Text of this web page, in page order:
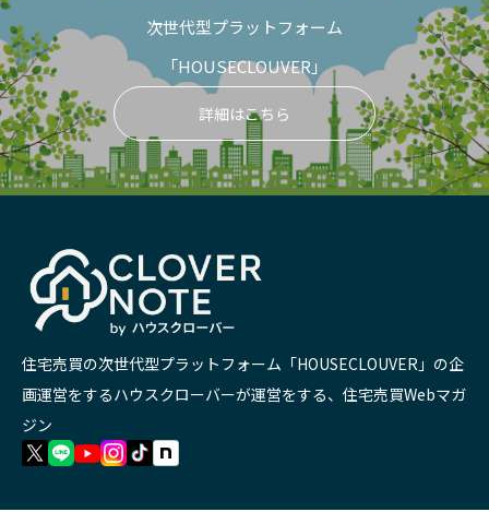
次世代型プラットフォーム
「HOUSECLOUVER」
詳細はこちら
住宅売買の次世代型プラットフォーム「HOUSECLOUVER」の企
画運営をするハウスクローバーが運営をする、住宅売買Webマガ
ジン